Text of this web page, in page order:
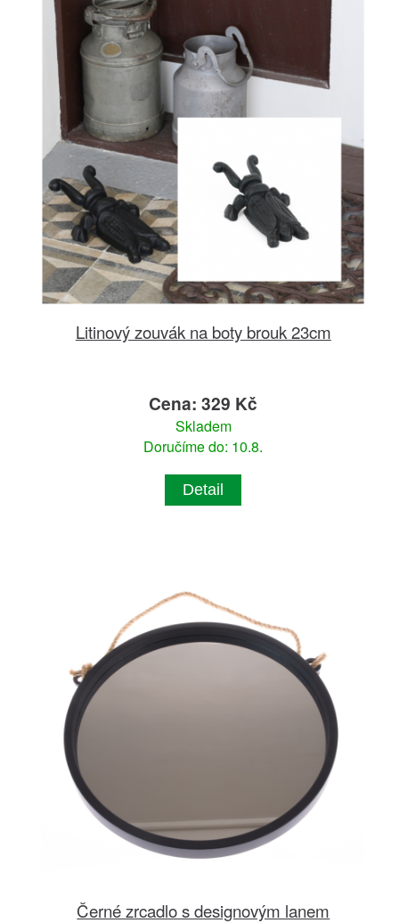
Litinový zouvák na boty brouk 23cm
Cena: 329 Kč
Skladem
Doručíme do: 10.8.
Detail
Černé zrcadlo s designovým lanem